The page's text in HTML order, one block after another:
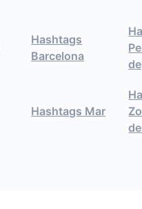
Hashtags
Barcelona
Hashtags Mar